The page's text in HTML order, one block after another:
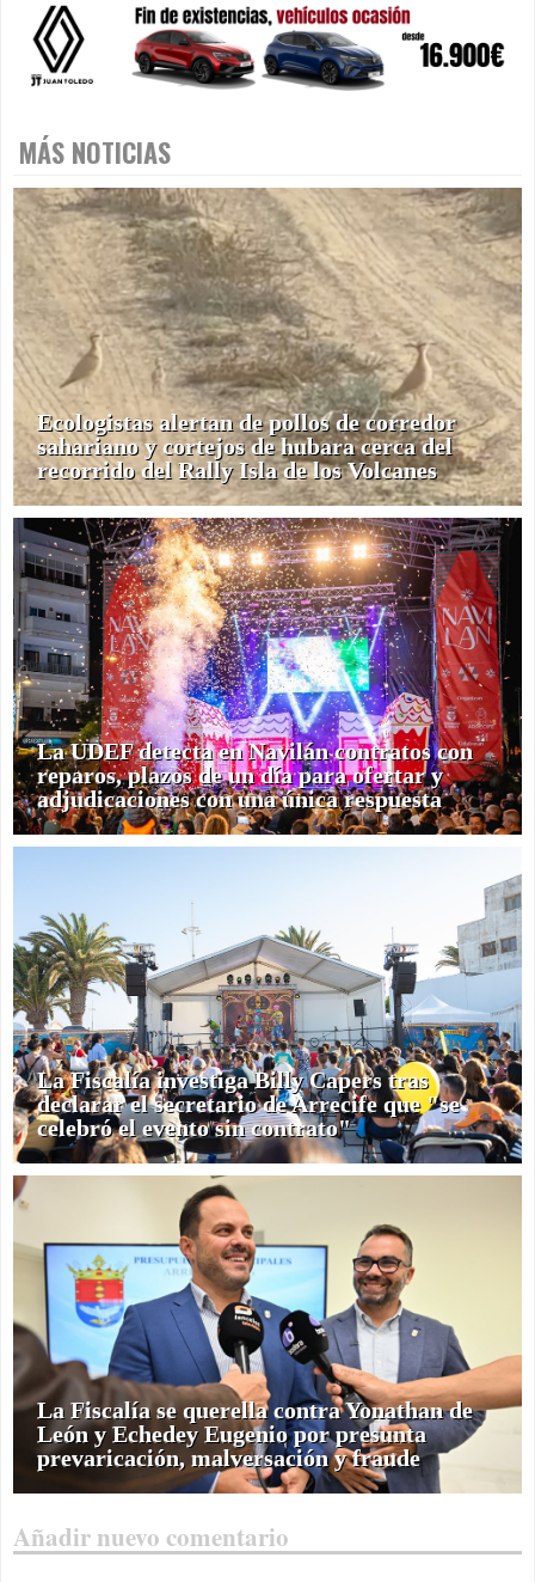
MÁS NOTICIAS
Ecologistas alertan de pollos de corredor
sahariano y cortejos de hubara cerca del
recorrido del Rally Isla de los Volcanes
La UDEF detecta en Navilán contratos con
reparos, plazos de un día para ofertar y
adjudicaciones con una única respuesta
La Fiscalía investiga Billy Capers tras
declarar el secretario de Arrecife que "se
celebró el evento sin contrato"
La Fiscalía se querella contra Yonathan de
León y Echedey Eugenio por presunta
prevaricación, malversación y fraude
Añadir nuevo comentario